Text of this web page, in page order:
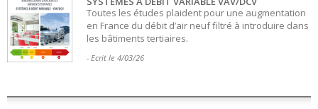
Toutes les études plaident pour une augmentation
en France du débit d’air neuf filtré à introduire dans
les bâtiments tertiaires.
- Ecrit le 4/03/26